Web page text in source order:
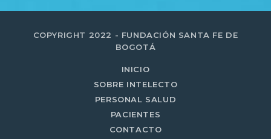
COPYRIGHT 2022 - FUNDACIÓN SANTA FE DE
BOGOTÁ
INICIO
SOBRE INTELECTO
PERSONAL SALUD
PACIENTES
CONTACTO